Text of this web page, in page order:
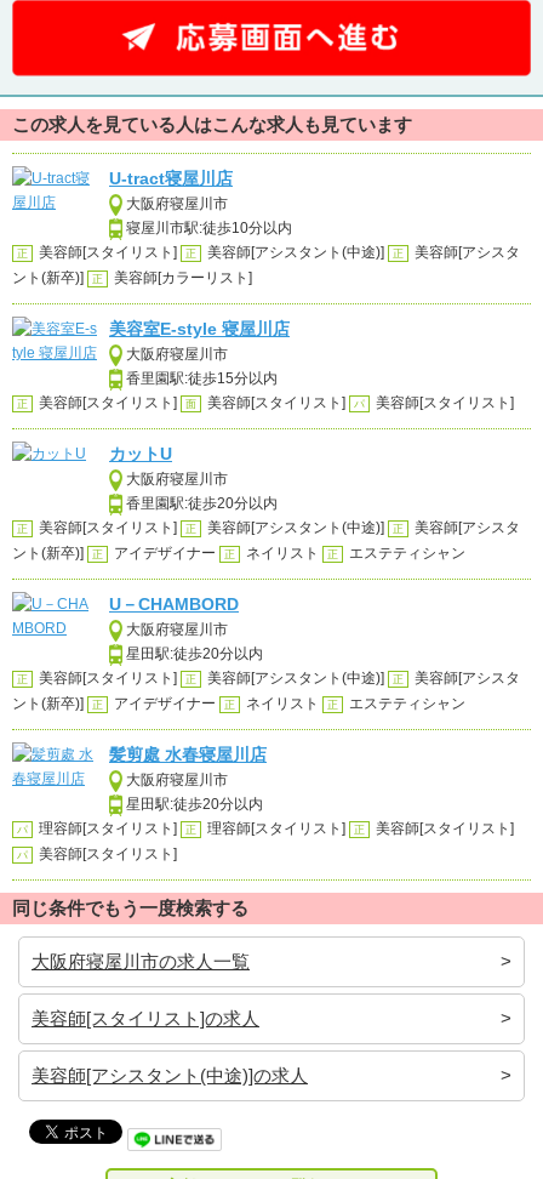
この求人を見ている人はこんな求人も見ています
U-tract寝屋川店
大阪府寝屋川市
寝屋川市駅:徒歩10分以内
正 美容師[スタイリスト] 正 美容師[アシスタント(中途)] 正
美容師[アシスタ
ント(新卒)]
正 美容師[カラーリスト]
美容室E-style 寝屋川店
大阪府寝屋川市
香里園駅:徒歩15分以内
正 美容師[スタイリスト] 面 美容師[スタイリスト] パ 美容師[スタイリスト]
カットU
大阪府寝屋川市
香里園駅:徒歩20分以内
正 美容師[スタイリスト] 正 美容師[アシスタント(中途)] 正
美容師[アシスタ
ント(新卒)]
正 アイデザイナー 正 ネイリスト 正 エステティシャン
U－CHAMBORD
大阪府寝屋川市
星田駅:徒歩20分以内
正 美容師[スタイリスト] 正 美容師[アシスタント(中途)] 正
美容師[アシスタ
ント(新卒)]
正 アイデザイナー 正 ネイリスト 正 エステティシャン
髪剪處 水春寝屋川店
大阪府寝屋川市
星田駅:徒歩20分以内
パ 理容師[スタイリスト] 正 理容師[スタイリスト] 正 美容師[スタイリスト]
パ 美容師[スタイリスト]
同じ条件でもう一度検索する
大阪府寝屋川市の求人一覧
美容師[スタイリスト]の求人
美容師[アシスタント(中途)]の求人